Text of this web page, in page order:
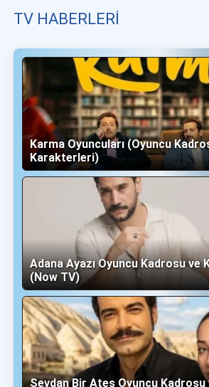
TV HABERLERI
Karma Oyuncuları (Oyuncu
Karakterleri)
Adana Ayazı Oyuncu Kadrosu ve
(Now TV)
Sevdan Bir Ateş Oyuncu